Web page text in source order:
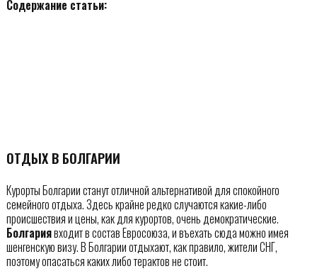
Содержание статьи:
ОТДЫХ В БОЛГАРИИ
Курорты Болгарии станут отличной альтернативой для спокойного
семейного отдыха. Здесь крайне редко случаются какие-либо
происшествия и цены, как для курортов, очень демократические.
Болгариявходит в состав Евросоюза, и въехать сюда можно имея
шенгенскую визу. В Болгарии отдыхают, как правило, жители СНГ,
поэтому опасаться каких либо терактов не стоит.